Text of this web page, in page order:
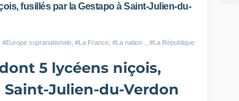
fusillés par la Gestapo à Saint-Julien-du-
#Europe supranationale #La France #La nation . #La République
5 lycéens niçois,
Julien-du-Verdon